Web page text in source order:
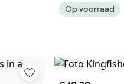
LeonU
Op voorraad